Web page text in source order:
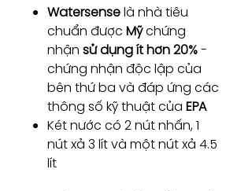
Watersenselà nhà tiêu
chuẩn được Mỹchứng
nhận sử dụng ít hơn 20%-
chứng nhận độc lập của
bên thứ ba và đáp ứng các
thông số kỹ thuật của EPA
Két nước có 2 nút nhấn, 1
nút xả 3 lít và một nút xả 4.5
lít